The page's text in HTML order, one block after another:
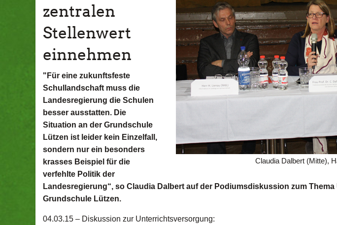
Claudia Dalbert (Mitte),
zentralen
Stellenwert
einnehmen
"Für eine zukunftsfeste
Schullandschaft muss die
Landesregierung die Schulen
besser ausstatten. Die
Situation an der Grundschule
Lützen ist leider kein Einzelfall,
sondern nur ein besonders
krasses Beispiel für die
verfehlte Politik der
Landesregierung“, so Claudia Dalbert auf der Podiumsdiskussion zum
Grundschule Lützen.
04.03.15 – Diskussion zur Unterrichtsversorgung: